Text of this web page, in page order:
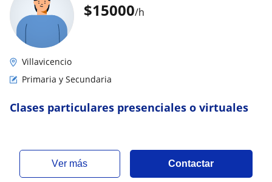
$15000/h
Villavicencio
Primaria y Secundaria
Clases particulares presenciales o virtuales
ver más Contactar